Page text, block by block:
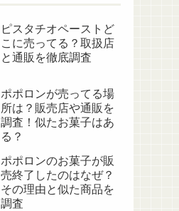
ピスタチオペーストど
こに売ってる？取扱店
と通販を徹底調査
ポポロンが売ってる場
所は？販売店や通販を
調査！似たお菓子はあ
る？
ポポロンのお菓子が販
売終了したのはなぜ？
その理由と似た商品を
調査